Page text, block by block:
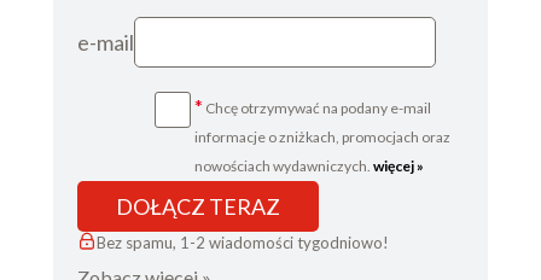
e-mail
* Chcę otrzymywać na podany e-mail
informacje o zniżkach, promocjach oraz
nowościach wydawniczych. więcej »
DOŁĄCZ TERAZ
Bez spamu, 1-2 wiadomości tygodniowo!